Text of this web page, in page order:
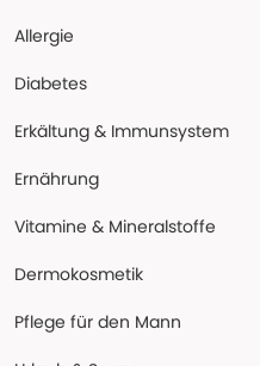
Allergie
Diabetes
Erkältung & Immunsystem
Ernährung
Vitamine & Mineralstoffe
Dermokosmetik
Pflege für den Mann